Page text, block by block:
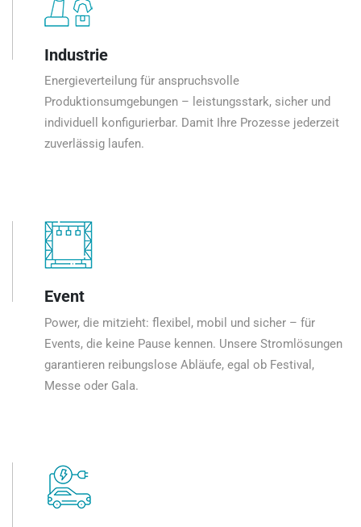
Industrie
Energieverteilung für anspruchsvolle
Produktionsumgebungen – leistungsstark, sicher und
individuell konfigurierbar. Damit Ihre Prozesse jederzeit
zuverlässig laufen.
Event
Power, die mitzieht: flexibel, mobil und sicher – für
Events, die keine Pause kennen. Unsere Stromlösungen
garantieren reibungslose Abläufe, egal ob Festival,
Messe oder Gala.